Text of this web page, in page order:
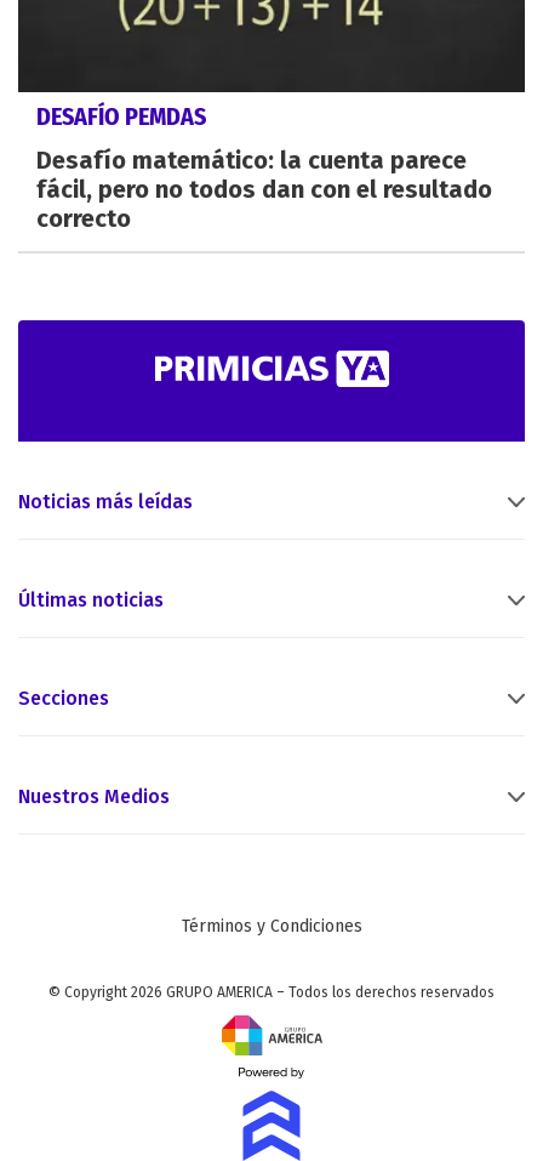
DESAFÍO PEMDAS
Desafío matemático: la cuenta parece
fácil, pero no todos dan con el resultado
correcto
Noticias más leídas
Últimas noticias
Secciones
Nuestros Medios
Términos y Condiciones
© Copyright 2026 GRUPO AMERICA – Todos los derechos reservados